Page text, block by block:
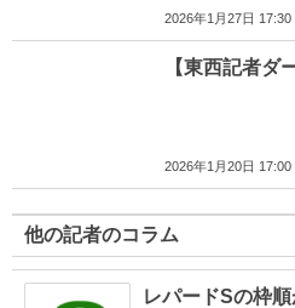
2026年1月27日
【東西記者ダ
2026年1月20日
他の記者のコラム
レパードSの枠順